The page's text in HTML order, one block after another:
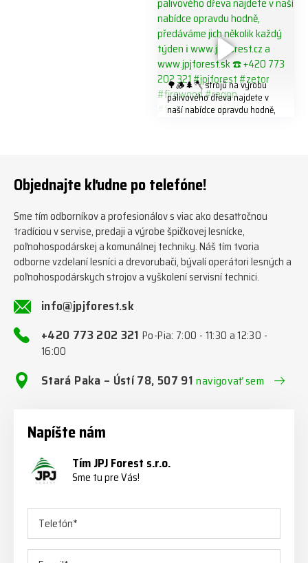
🌳🪵🌲🪓 strojů na výrobu
palivového dřeva najdete v
naší nabídce opravdu hodně,
#firewoodproduction
Objednajte kľudne po telefóne!
Sme tím odborníkov a profesionálov s viac ako desaťročnou
tradíciou v servise, predaji a výrobe špičkovej lesnícke,
poľnohospodárskej a komunálnej techniky. Náš tím tvoria
odborne vzdelaní lesníci a drevorubači, bývalí operátori lesných a
poľnohospodárskych strojov a vyškolení servisní technici.
info@jpjforest.sk
+420 773 202 321Po-Pia: 7:00 - 11:30 a 12:30 -
16:00
Stará Paka – Ústí 78, 507 91navigovať sem
Napíšte nám
Tím JPJ Forest s.r.o.
Sme tu pre Vás!